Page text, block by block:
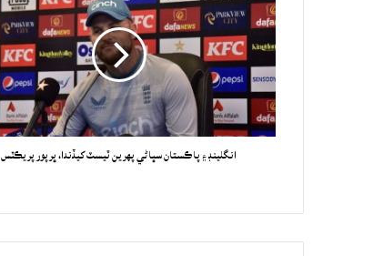
انگلينڊ ۽ پاڪستان سڀاڻي پهرين ٽيسٽ کيڏندا، ڀرپور پريڪٽس